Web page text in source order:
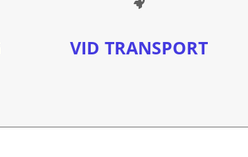
VID TRANSPORT